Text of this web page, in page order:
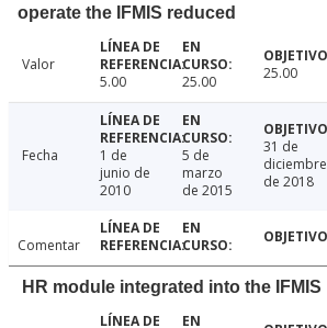
operate the IFMIS reduced
Valor
5.00
25.00 25.00
Fecha
1 de
junio de
2010
5 de
marzo
de 2015
31 de
diciembre
de 2018
Comentar
HR module integrated into the IFMIS